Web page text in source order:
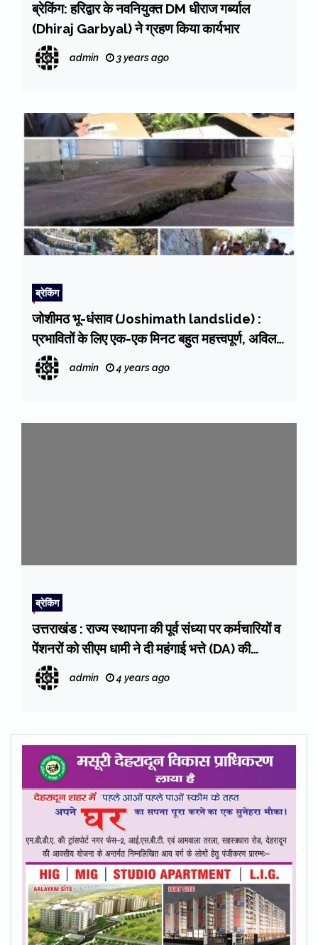
ब्रेकिंग: हरिद्वार के नवनियुक्त DM धीराज गर्ब्याल
(Dhiraj Garbyal) ने ग्रहण किया कार्यभार
admin 3 years ago
ब्रेकिंग
जोशीमठ भू-धंसाव (Joshimath landslide) :
प्रभावितों के लिए एक-एक मिनट बहुत महत्त्वपूर्ण, अविलम्ब
सुरक्षित स्थानों पर करें शिफ्ट : मुख्य सचिव
admin 4 years ago
ब्रेकिंग
उत्तराखंड : राज्य स्थापना की पूर्व संध्या पर कर्मचारियों व
पेंशनरों को सीएम धामी ने दी महंगाई भत्ते (DA) की
सौगात, पढें आदेश
admin 4 years ago